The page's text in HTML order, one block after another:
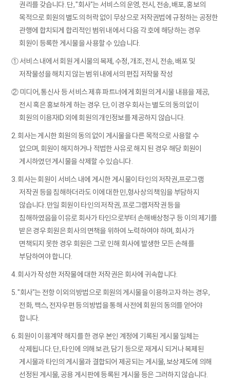
권리를 갖습니다. 단, "회사"는 서비스의 운영, 전시, 전송, 배포, 홍보의
목적으로 회원의 별도의 허락 없이 무상으로 저작권법에 규정하는 공정한
관행에 합치되게 합리적인 범위 내에서 다음 각 호에 해당하는 경우
회원이 등록한 게시물을 사용할 수 있습니다.
① 서비스 내에서 회원 게시물의 복제, 수정, 개조, 전시, 전송, 배포 및
저작물성을 해치지 않는 범위 내에서의 편집 저작물 작성
② 미디어, 통신사 등 서비스 제휴 파트너에게 회원의 게시물 내용을 제공,
전시 혹은 홍보하게 하는 경우. 단, 이 경우 회사는 별도의 동의 없이
회원의 이용자ID 외에 회원의 개인정보를 제공하지 않습니다.
2. 회사는 게시한 회원의 동의 없이 게시물을 다른 목적으로 사용할 수
없으며, 회원이 해지하거나 적법한 사유로 해지 된 경우 해당 회원이
게시하였던 게시물을 삭제할 수 있습니다.
3. 회사는 회원이 서비스 내에 게시한 게시물이 타인의 저작권,프로그램
저작권 등을 침해하더라도 이에 대한 민,형사상의 책임을 부담하지
않습니다. 만일 회원이 타인의 저작권, 프로그램저작권 등을
침해하였음을 이유로 회사가 타인으로부터 손해배상청구 등 이의 제기를
받은 경우 회원은 회사의 면책을 위하여 노력하여야 하며, 회사가
면책되지 못한 경우 회원은 그로 인해 회사에 발생한 모든 손해를
부담하여야 합니다.
4. 회사가 작성한 저작물에 대한 저작권은 회사에 귀속합니다.
5. "회사"는 전항 이외의 방법으로 회원의 게시물을 이용하고자 하는 경우,
전화, 팩스, 전자우편 등의 방법을 통해 사전에 회원의 동의를 얻어야
합니다.
6. 회원이 이용계약 해지를 한 경우 본인 계정에 기록된 게시물 일체는
삭제됩니다. 단, 타인에 의해 보관, 담기 등으로 재게시 되거나 복제된
게시물과 타인의 게시물과 결합되어 제공되는 게시물, 보상제도에 의해
선정된 게시물, 공용 게시판에 등록된 게시물 등은 그러하지 않습니다.